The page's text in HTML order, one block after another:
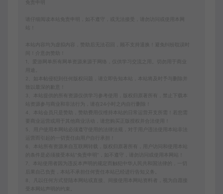
免责申明
请仔细阅读本站免责申明，如不遵守，或无法接受，请勿访问或使用本网
本站内容均为虚拟内容，赞助后无法召回，顾不支持退换！避免纠纷耽误时
间！介意勿赞助！
1、爱游网单所有网单资源来源于网络，仅供学习交流之用。切勿用于商业
2、如本帖侵犯到任何版权问题，请立即告知本站，本站将及时予与删除并
致以最深的歉意！
3、本站提供的所有资源仅供学习参考使用，版权归原著所有，禁止下载本
站资源参与商业和非法行为，请在24小时之内自行删除！
4、本站会员只是赞助，赞助费用仅维持本站的日常运营开支所需！若您需
要商业运营或用于其他商业活动，请您购买正版授权并合法使用！
5、用户使用本网站必须遵守使用的法律法规，对于用户违法使用本站非法
6、本站所有资源来自互联网转载，版权归原著所有，用户访问和使用本站
的条件是必须接受本站“免责申明”，如不遵守，请勿访问或使用本网站！
7、本站使用者因为违反本声明的规定而触犯中华人民共和国法律的，一切
后果自己负责，本站不承担任何责任本站已经进行告知义务。
8、凡以任何方式登陆本网站或直接、间接使用本网站资料者，视为自愿接
受本网站声明的约束。